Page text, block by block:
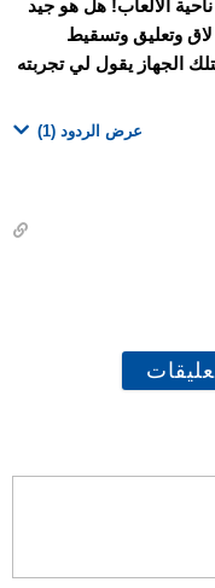
الالعاب! هل هو جيد
لاق وتعليق وتسقيط
الجهاز يقول لي تجربته
عرض الردود (1)